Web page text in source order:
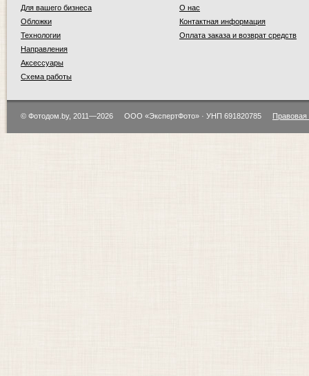
Для вашего бизнеса
Обложки
Технологии
Направления
Аксессуары
Схема работы
О нас
Контактная информация
Оплата заказа и возврат средств
© Фотодом.by, 2011—2026 ООО «ЭкспертФото» · УНП 691820785